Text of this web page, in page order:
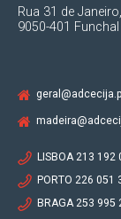
Rua 31 de
9050-401 Funchal
LISBOA 213 192
PORTO 226 051
BRAGA 253 995